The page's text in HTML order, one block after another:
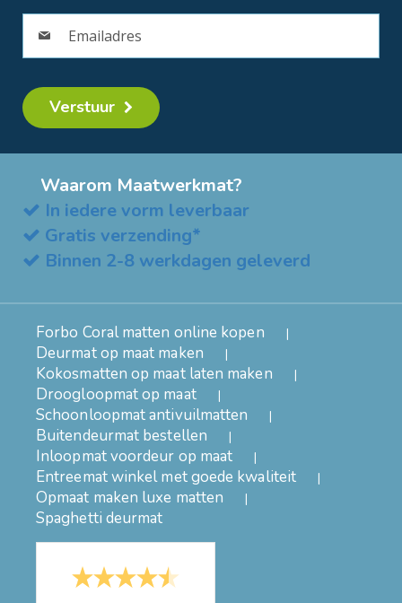
Verstuur
Waarom Maatwerkmat?
In iedere vorm leverbaar
Gratis verzending*
Binnen 2-8 werkdagen geleverd
Forbo Coral matten online kopen
Deurmat op maat maken
Kokosmatten op maat laten maken
Droogloopmat op maat
Schoonloopmat antivuilmatten
Buitendeurmat bestellen
Inloopmat voordeur op maat
Entreemat winkel met goede kwaliteit
Opmaat maken luxe matten
Spaghetti deurmat